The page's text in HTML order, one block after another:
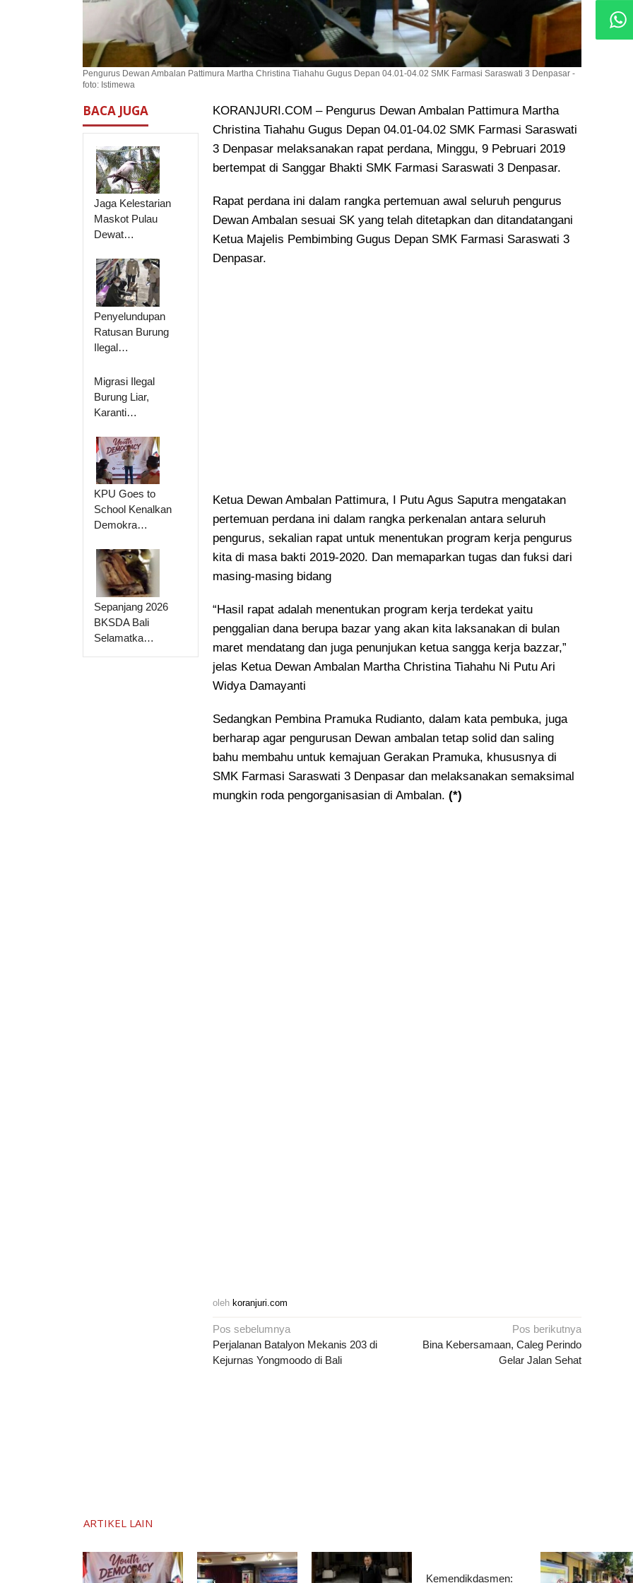
Pengurus Dewan Ambalan Pattimura Martha Christina Tiahahu Gugus Depan 04.01-04.02 SMK Farmasi Saraswati 3 Denpasar -
foto: Istimewa
BACA JUGA
Jaga Kelestarian
Maskot Pulau
Dewat…
Penyelundupan
Ratusan Burung
Ilegal…
Migrasi Ilegal
Burung Liar,
Karanti…
KPU Goes to
School Kenalkan
Demokra…
Sepanjang 2026
BKSDA Bali
Selamatka…
KORANJURI.COM – Pengurus Dewan Ambalan Pattimura Martha
Christina Tiahahu Gugus Depan 04.01-04.02 SMK Farmasi Saraswati
3 Denpasar melaksanakan rapat perdana, Minggu, 9 Pebruari 2019
bertempat di Sanggar Bhakti SMK Farmasi Saraswati 3 Denpasar.
Rapat perdana ini dalam rangka pertemuan awal seluruh pengurus
Dewan Ambalan sesuai SK yang telah ditetapkan dan ditandatangani
Ketua Majelis Pembimbing Gugus Depan SMK Farmasi Saraswati 3
Denpasar.
Ketua Dewan Ambalan Pattimura, I Putu Agus Saputra mengatakan
pertemuan perdana ini dalam rangka perkenalan antara seluruh
pengurus, sekalian rapat untuk menentukan program kerja pengurus
kita di masa bakti 2019-2020. Dan memaparkan tugas dan fuksi dari
masing-masing bidang
“Hasil rapat adalah menentukan program kerja terdekat yaitu
penggalian dana berupa bazar yang akan kita laksanakan di bulan
maret mendatang dan juga penunjukan ketua sangga kerja bazzar,”
jelas Ketua Dewan Ambalan Martha Christina Tiahahu Ni Putu Ari
Widya Damayanti
Sedangkan Pembina Pramuka Rudianto, dalam kata pembuka, juga
berharap agar pengurusan Dewan ambalan tetap solid dan saling
bahu membahu untuk kemajuan Gerakan Pramuka, khususnya di
SMK Farmasi Saraswati 3 Denpasar dan melaksanakan semaksimal
mungkin roda pengorganisasian di Ambalan.(*)
oleh koranjuri.com
Navigasi
pos
Pos sebelumnya
Perjalanan Batalyon Mekanis 203 di
Kejurnas Yongmoodo di Bali
Pos berikutnya
Bina Kebersamaan, Caleg Perindo
Gelar Jalan Sehat
ARTIKEL LAIN
Kemendikdasmen: